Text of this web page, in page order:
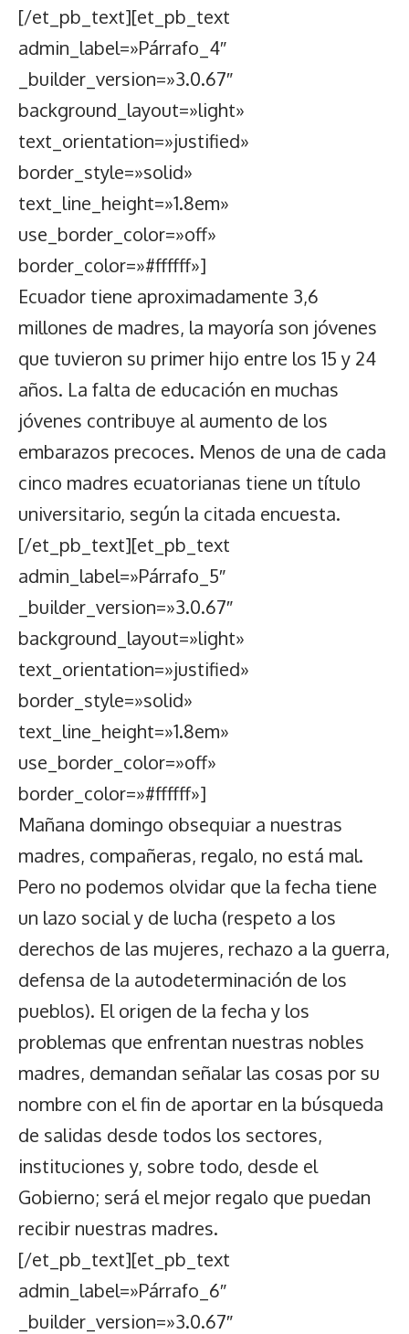
[/et_pb_text][et_pb_text
admin_label=»Párrafo_4″
_builder_version=»3.0.67″
background_layout=»light»
text_orientation=»justified»
border_style=»solid»
text_line_height=»1.8em»
use_border_color=»off»
border_color=»#ffffff»]
Ecuador tiene aproximadamente 3,6
millones de madres, la mayoría son jóvenes
que tuvieron su primer hijo entre los 15 y 24
años. La falta de educación en muchas
jóvenes contribuye al aumento de los
embarazos precoces. Menos de una de cada
cinco madres ecuatorianas tiene un título
universitario, según la citada encuesta.
[/et_pb_text][et_pb_text
admin_label=»Párrafo_5″
_builder_version=»3.0.67″
background_layout=»light»
text_orientation=»justified»
border_style=»solid»
text_line_height=»1.8em»
use_border_color=»off»
border_color=»#ffffff»]
Mañana domingo obsequiar a nuestras
madres, compañeras, regalo, no está mal.
Pero no podemos olvidar que la fecha tiene
un lazo social y de lucha (respeto a los
derechos de las mujeres, rechazo a la guerra,
defensa de la autodeterminación de los
pueblos). El origen de la fecha y los
problemas que enfrentan nuestras nobles
madres, demandan señalar las cosas por su
nombre con el fin de aportar en la búsqueda
de salidas desde todos los sectores,
instituciones y, sobre todo, desde el
Gobierno; será el mejor regalo que puedan
recibir nuestras madres.
[/et_pb_text][et_pb_text
admin_label=»Párrafo_6″
_builder_version=»3.0.67″